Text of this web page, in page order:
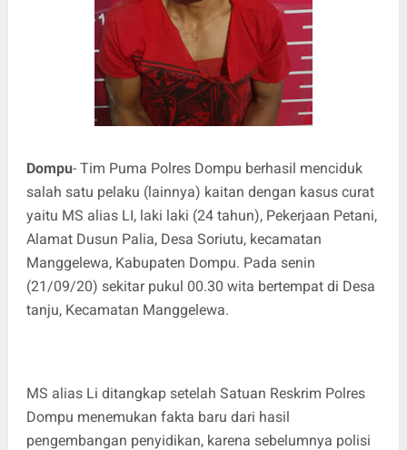
Dompu- Tim Puma Polres Dompu berhasil menciduk
salah satu pelaku (lainnya) kaitan dengan kasus curat
yaitu MS alias LI, laki laki (24 tahun), Pekerjaan Petani,
Alamat Dusun Palia, Desa Soriutu, kecamatan
Manggelewa, Kabupaten Dompu. Pada senin
(21/09/20) sekitar pukul 00.30 wita bertempat di Desa
tanju, Kecamatan Manggelewa.
MS alias Li ditangkap setelah Satuan Reskrim Polres
Dompu menemukan fakta baru dari hasil
pengembangan penyidikan, karena sebelumnya polisi